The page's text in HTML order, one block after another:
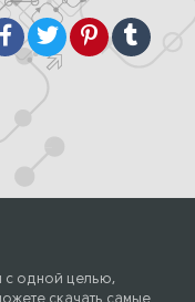
Facebook
TwitterPinterestTumblr
почта
с одной целью,